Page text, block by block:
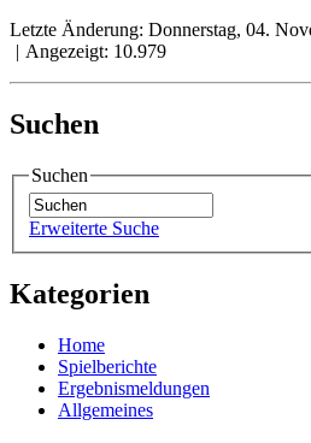
Letzte Änderung: Donnerstag, 04.
| Angezeigt: 10.979
Suchen
Suchen
Erweiterte Suche
Kategorien
Home
Spielberichte
Ergebnismeldungen
Allgemeines